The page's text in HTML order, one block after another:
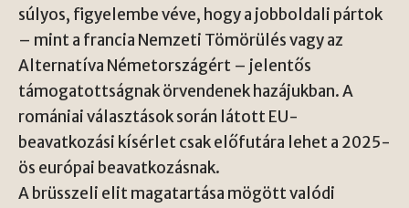
súlyos, figyelembe véve, hogy a jobboldali pártok
– mint a francia Nemzeti Tömörülés vagy az
Alternatíva Németországért – jelentős
támogatottságnak örvendenek hazájukban. A
romániai választások során látott EU-
beavatkozási kísérlet csak előfutára lehet a 2025-
ös európai beavatkozásnak.
A brüsszeli elit magatartása mögött valódi